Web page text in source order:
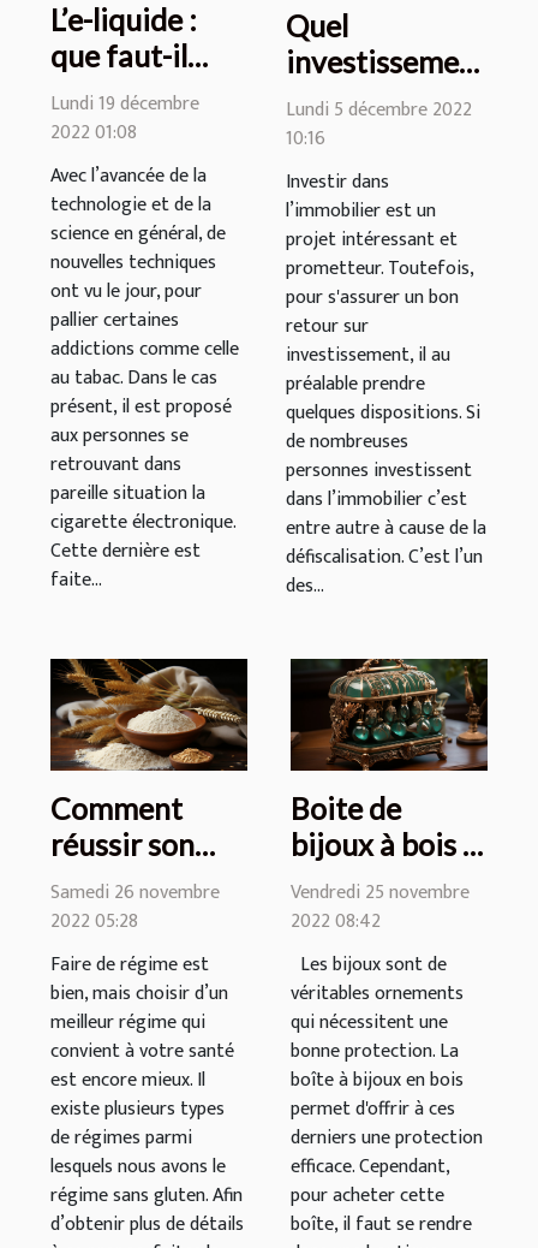
L’e-liquide :
que faut-il
savoir sur sa
composition
Lundi 19 décembre
2022 01:08
Avec l’avancée de la
technologie et de la
science en général, de
nouvelles techniques
ont vu le jour, pour
pallier certaines
addictions comme celle
au tabac. Dans le cas
présent, il est proposé
aux personnes se
retrouvant dans
pareille situation la
cigarette électronique.
Cette dernière est
faite...
Quel
investissement
immobilier
pour
défiscaliser ?
Lundi 5 décembre 2022
10:16
Investir dans
l’immobilier est un
projet intéressant et
prometteur. Toutefois,
pour s'assurer un bon
retour sur
investissement, il au
préalable prendre
quelques dispositions. Si
de nombreuses
personnes investissent
dans l’immobilier c’est
entre autre à cause de la
défiscalisation. C’est l’un
des...
Comment
réussir son
régime sans
gluten ?
Samedi 26 novembre
2022 05:28
Faire de régime est
bien, mais choisir d’un
meilleur régime qui
convient à votre santé
est encore mieux. Il
existe plusieurs types
de régimes parmi
lesquels nous avons le
régime sans gluten. Afin
d’obtenir plus de détails
Boite de
bijoux à bois :
Bien choisir la
boutique qui
vend cet
accessoire
Vendredi 25 novembre
2022 08:42
Les bijoux sont de
véritables ornements
qui nécessitent une
bonne protection. La
boîte à bijoux en bois
permet d'offrir à ces
derniers une protection
efficace. Cependant,
pour acheter cette
boîte, il faut se rendre